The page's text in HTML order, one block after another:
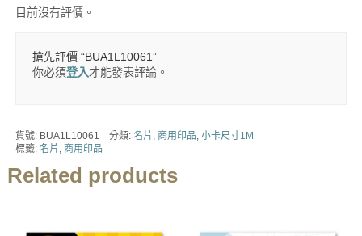
目前沒有評價。
搶先評價 “BUA1L10061”
你必須登入才能發表評論。
貨號: BUA1L10061 分類: 名片 商用印品 小卡尺寸1M
標籤: 名片 商用印品
Related products